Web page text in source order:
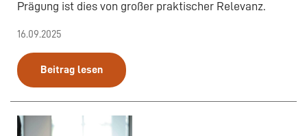
Prägung ist dies von großer praktischer Relevanz.
16.09.2025
Beitrag lesen